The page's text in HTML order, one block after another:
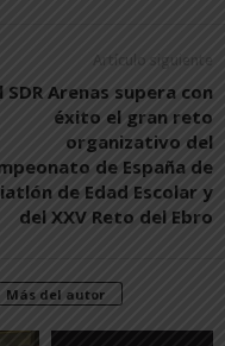
Artículo siguiente
SDR Arenas supera con
éxito el gran reto
organizativo del
de España de
de Edad Escolar y
del XXV Reto del Ebro
Más del autor